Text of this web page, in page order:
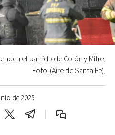
de 2025
el partido de Colón y Mitre.
Foto: (Aire de Santa Fe).